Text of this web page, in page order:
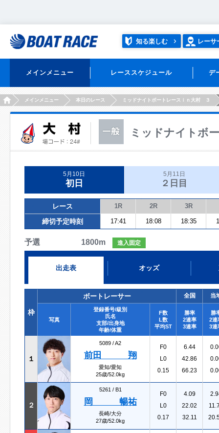
知る楽しむ レーサ
メインメニュー レーススケジュール デ
HOMEメインメニュー 本日のレース ミッドナイトボートレースｉｎ大村 ３
ミッドナイトボ
5月10日
初日
5月11日
２日目
レース 1R 2R 3R
締切予定時刻 17:41 18:08 18:35
予選 1800m 進入固定
出走表 オッズ
枠
ボートレーサー 全国 当
写真
登録番号/級別
氏名
支部/出身地
年齢/体重
F数
L数
平均ST
勝率
2連率
3連率
勝
2連
3連
１
5089 /A2
前田 翔
愛知/愛知
25歳/52.0kg
F0
L0
0.15
6.44
42.86
66.23
２
5261 / B1
岡 暢祐
長崎/大分
27歳/52.0kg
F0
L0
0.17
4.09
22.02
32.11